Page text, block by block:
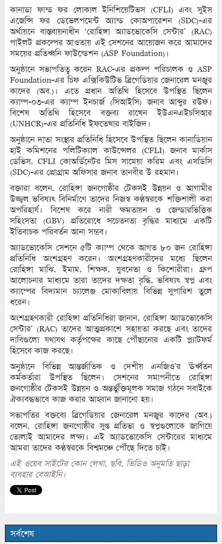
কানাডা ফান্ড ফর লোকাল ইনিশিয়েটিভস (CFLI) এবং সুইস
এজেন্সি ফর ডেভেলপমেন্ট অ্যান্ড কোঅপারেশন (SDC)-এর
অর্থায়নে বাস্তবায়নাধীন ‘রোহিঙ্গা অ্যাডভোকেসি সেন্টার’ (RAC)
পাইলট প্রকল্পের আওতায় এই সেশনের আয়োজন করে আমাদের
সময়ের প্রতিধ্বনি ফাউন্ডেশন (ASP Foundation)।
অনুষ্ঠানে সভাপতিত্ব করেন RAC-এর প্রকল্প পরিচালক ও ASP
Foundation-এর চিফ এক্সিকিউটিভ ব্রিগেডিয়ার জেনারেল মনজুর
কাদের (অব.)। এতে প্রধান অতিথি হিসেবে উপস্থিত ছিলেন
ক্যাম্প-০৩-এর ক্যাম্প ইনচার্জ (সিআইসি) জনাব আব্দুর রউফ।
বিশেষ অতিথি হিসেবে বক্তব্য রাখেন ইউএনএইচসিআর
(UNHCR)-এর প্রতিনিধি ইফতেখার বাইজিদ।
অনুষ্ঠানে দাতা সংস্থার প্রতিনিধি হিসেবে উপস্থিত ছিলেন কানাডিয়ান
হাই কমিশনের পলিটিক্যাল কাউন্সেলর (CFLI) জনাব মার্কাস
ডেভিস, CFLI কোঅর্ডিনেটর মিস সামেয়া করিম এবং এসডিসি
(SDC)-এর প্রোগ্রাম অফিসার জনাব তানবীর উ রহমান।
বক্তারা বলেন, রোহিঙ্গা জনগোষ্ঠীর টেকসই উন্নয়ন ও আগামীর
উজ্জ্বল ভবিষ্যৎ বিনির্মাণে তাদের নিজস্ব কণ্ঠস্বরকে শক্তিশালী করা
অপরিহার্য। বিশেষ করে নারী ক্ষমতায়ন ও জেন্ডারভিত্তিক
সহিংসতা (GBV) প্রতিরোধে সচেতনতা বৃদ্ধির মাধ্যমে একটি
ইতিবাচক পরিবর্তন আনা সম্ভব।
অ্যাডভোকেসি সেশনে ৫টি ক্যাম্প থেকে আগত ৮০ জন রোহিঙ্গা
প্রতিনিধি অংশগ্রহণ করেন। অংশগ্রহণকারীদের মধ্যে ছিলেন
রোহিঙ্গা মাঝি, ইমাম, শিক্ষক, যুবনেতা ও কিশোরীরা। গ্রুপ
আলোচনার মাধ্যমে তারা তাদের দক্ষতা বৃদ্ধি, ভবিষ্যৎ স্বপ্ন এবং
ক্যাম্পের বিদ্যমান চ্যালেঞ্জ মোকাবিলায় বিভিন্ন সুপারিশ তুলে
ধরেন।
অংশগ্রহণকারী রোহিঙ্গা প্রতিনিধিরা জানান, রোহিঙ্গা অ্যাডভোকেসি
সেন্টার’ (RAC) তাদের আত্মপ্রকাশে সহায়তা করছে এবং তাদের
দাবিগুলো যথাযথ কর্তৃপক্ষের কাছে পৌঁছানোর একটি প্ল্যাটফর্ম
হিসেবে কাজ করছে।
অনুষ্ঠানে বিভিন্ন আন্তর্জাতিক ও দেশীয় এনজিও’র ঊর্ধ্বতন
কর্মকর্তারা উপস্থিত ছিলেন। সেশনের সমাপনীতে রোহিঙ্গা
জনগোষ্ঠীর টেকসই উন্নয়ন ও অন্তর্ভুক্তিমূলক সমাজ গঠনে সবাইকে
ঐক্যবদ্ধভাবে কাজ করার আহ্বান জানানো হয়।
সভাপতির বক্তব্যে ব্রিগেডিয়ার জেনারেল মনজুর কাদের (অব.)
বলেন, রোহিঙ্গা জনগোষ্ঠীর সুপ্ত প্রতিভা ও স্বপ্নগুলোকে জাগিয়ে
তোলাই আমাদের লক্ষ্য। এই অ্যাডভোকেসি সেন্টারের মাধ্যমে
আমরা তাদের কণ্ঠস্বরকে বিশ্বমঞ্চে পৌঁছে দিতে চাই।
এই ওয়েব সাইটের কোন লেখা, ছবি, ভিডিও অনুমতি ছাড়া
ব্যবহার বেআইনি।
সর্বশেষ